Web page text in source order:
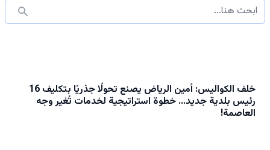
خلف الكواليس: أمين الرياض يصنع تحولًا جذريًا بتكليف 16
رئيس بلدية جديد... خطوة استراتيجية لخدمات تُغير وجه
العاصمة!